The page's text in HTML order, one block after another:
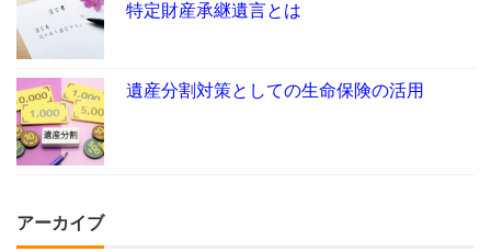
特定財産承継遺言とは
遺産分割対策としての生命保険の活用
アーカイブ